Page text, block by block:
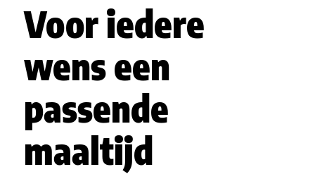
Voor iedere
wens een
passende
maaltijd